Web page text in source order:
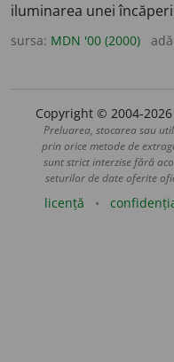
iluminarea unei
sursa: MDN '00 (2000)
Copyright © 2004-
Preluarea, stocarea sau
prin orice metode de
sunt strict interzise fără
seturilor de date oferite
licență